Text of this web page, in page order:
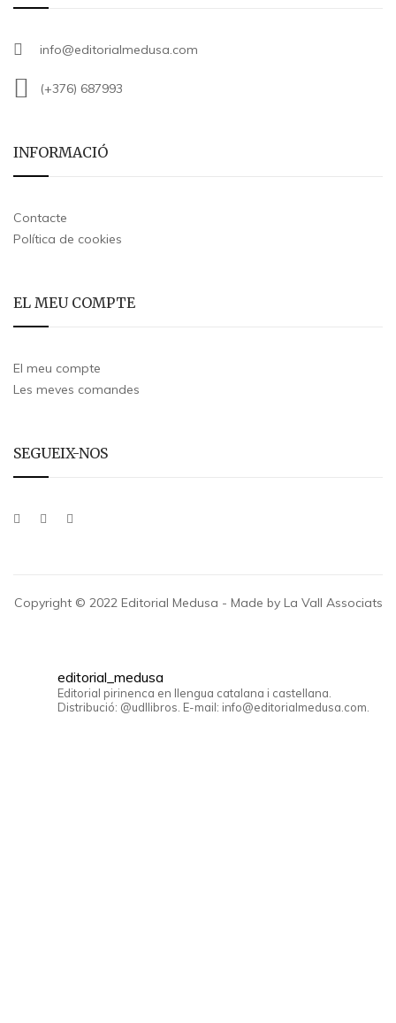
info@editorialmedusa.com
(+376) 687993
INFORMACIÓ
Contacte
Política de cookies
EL MEU COMPTE
El meu compte
Les meves comandes
SEGUEIX-NOS
Copyright © 2022 Editorial Medusa - Made by La Vall Associats
editorial_medusa
Editorial pirinenca en llengua catalana i castellana.
Distribució: @udllibros. E-mail: info@editorialmedusa.com.